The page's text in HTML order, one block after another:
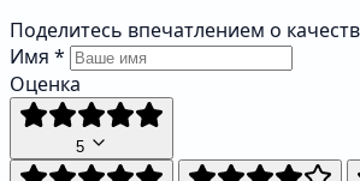
Поделитесь впечатлением о
Имя *
Оценка
5